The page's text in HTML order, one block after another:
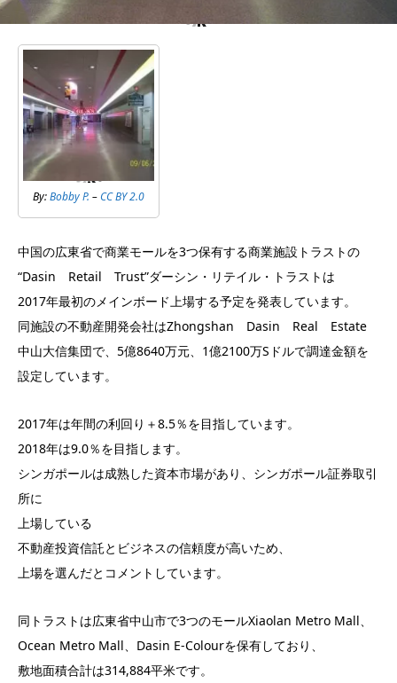
By:Bobby P. –CC BY 2.0
中国の広東省で商業モールを3つ保有する商業施設トラストの
“Dasin Retail Trust”ダーシン・リテイル・トラストは
2017年最初のメインボード上場する予定を発表しています。
同施設の不動産開発会社はZhongshan Dasin Real Estate
中山大信集団で、5億8640万元、1億2100万Sドルで調達金額を
設定しています。
2017年は年間の利回り＋8.5％を目指しています。
2018年は9.0％を目指します。
シンガポールは成熟した資本市場があり、シンガポール証券取引
所に
上場している
不動産投資信託とビジネスの信頼度が高いため、
上場を選んだとコメントしています。
同トラストは広東省中山市で3つのモールXiaolan Metro Mall、
Ocean Metro Mall、Dasin E-Colourを保有しており、
敷地面積合計は314,884平米です。